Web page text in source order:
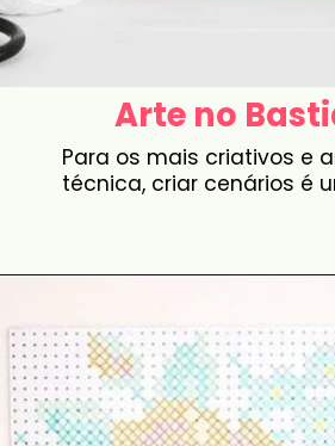
Arte no
Para os mais criativos e
técnica, criar cenários é